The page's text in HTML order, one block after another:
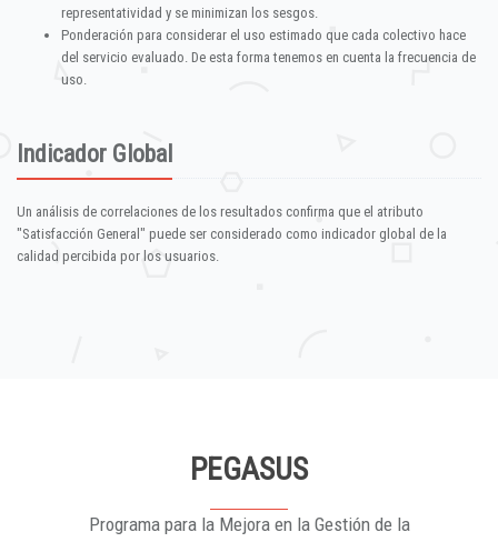
representatividad y se minimizan los sesgos.
Ponderación para considerar el uso estimado que cada colectivo hace
del servicio evaluado. De esta forma tenemos en cuenta la frecuencia de
uso.
Indicador Global
Un análisis de correlaciones de los resultados confirma que el atributo
"Satisfacción General" puede ser considerado como indicador global de la
calidad percibida por los usuarios.
PEGASUS
Programa para la Mejora en la Gestión de la